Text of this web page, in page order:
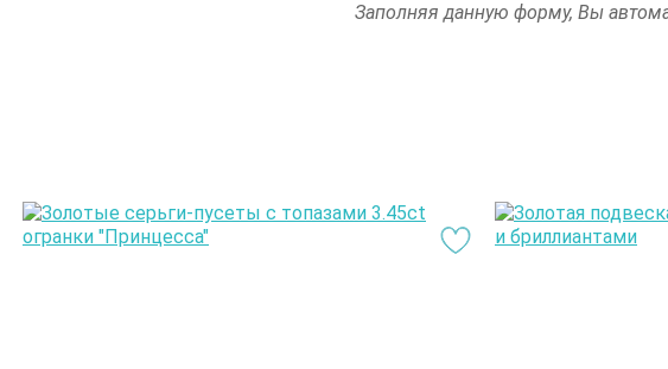
Заполняя данную форму, Вы